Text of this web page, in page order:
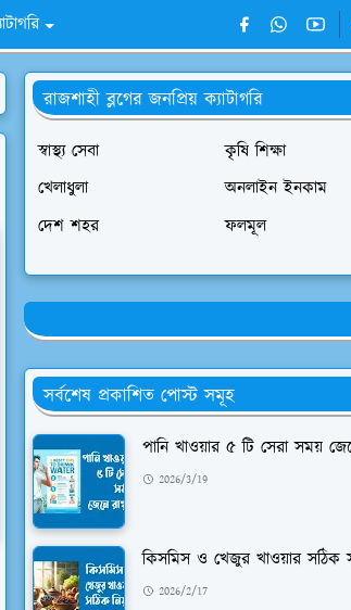
রাজশাহী ব্লগের জনপ্রিয় ক্যাটাগরি
স্বাস্থ্য সেবা
কৃষি শিক্ষা
খেলাধুলা
অনলাইন ইনকাম
দেশ শহর
ফলমূল
সর্বশেষ প্রকাশিত পোস্ট সমূহ
পানি খাওয়ার ৫ টি সেরা সময়
2026/3/19
কিসমিস ও খেজুর খাওয়ার সঠিক
2026/2/17